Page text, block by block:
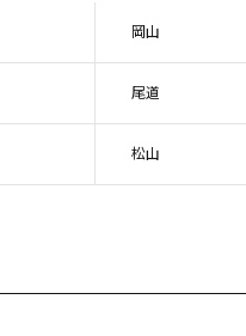
岡山
尾道
松山